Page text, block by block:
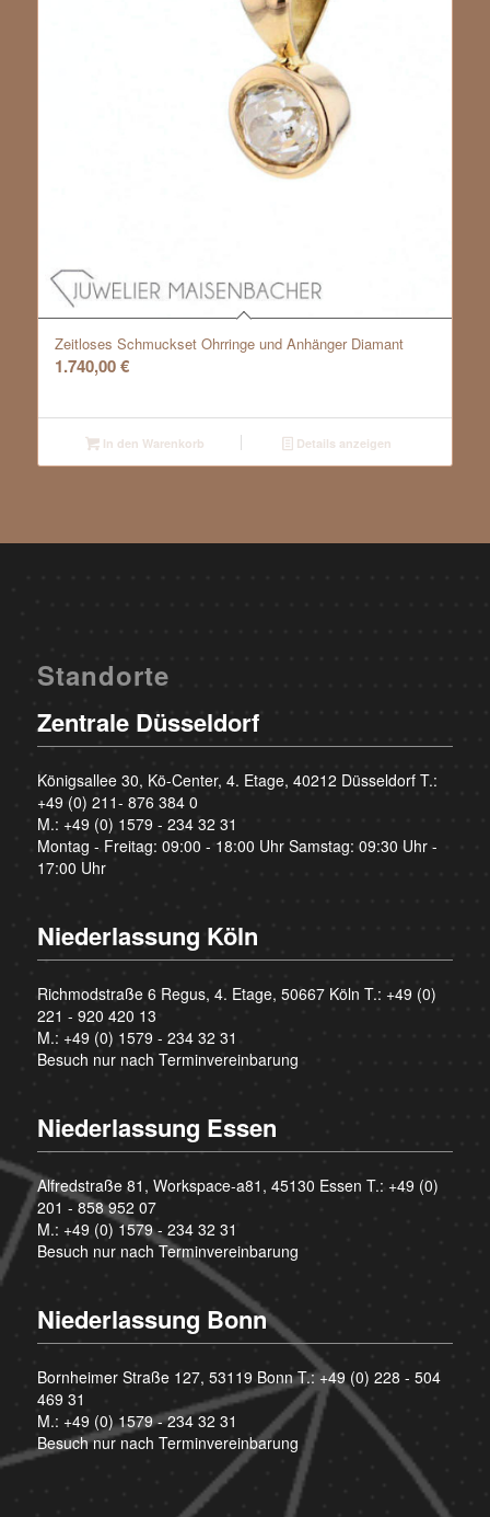
Zeitloses Schmuckset Ohrringe und Anhänger Diamant
1.740,00€
In den Warenkorb Details anzeigen
Standorte
Zentrale Düsseldorf
Königsallee 30, Kö-Center, 4. Etage, 40212 Düsseldorf T.:
+49 (0) 211- 876 384 0
M.: +49 (0) 1579 - 234 32 31
Montag - Freitag: 09:00 - 18:00 Uhr Samstag: 09:30 Uhr -
17:00 Uhr
Niederlassung Köln
Richmodstraße 6 Regus, 4. Etage, 50667 Köln T.: +49 (0)
221 - 920 420 13
M.: +49 (0) 1579 - 234 32 31
Besuch nur nach Terminvereinbarung
Niederlassung Essen
Alfredstraße 81, Workspace-a81, 45130 Essen T.: +49 (0)
201 - 858 952 07
M.: +49 (0) 1579 - 234 32 31
Besuch nur nach Terminvereinbarung
Niederlassung Bonn
Bornheimer Straße 127, 53119 Bonn T.:+49 (0) 228 - 504
469 31
M.: +49 (0) 1579 - 234 32 31
Besuch nur nach Terminvereinbarung